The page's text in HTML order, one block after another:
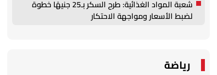
شعبة المواد الغذائية: طرح السكر بـ25 جنيهًا خطوة
لضبط الأسعار ومواجهة الاحتكار
رياضة